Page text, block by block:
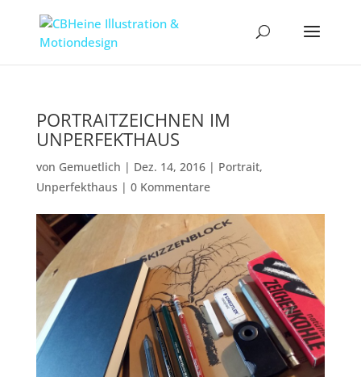
PORTRAITZEICHNEN IM
UNPERFEKTHAUS
von Gemuetlich | Dez. 14, 2016| Portrait,
Unperfekthaus | 0 Kommentare